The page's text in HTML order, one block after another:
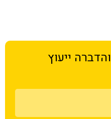
והדברה ייעוץ